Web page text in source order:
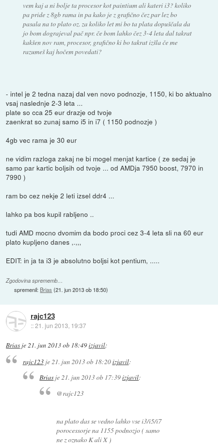
vem kaj a ni bolje ta procesor kot paintium ali kateri i3? koliko
pa pride z 8gb rama in pa kako je z grafično čez par lez bo
pasala na to plato oz. za koliko let mi bo ta plata dopuščala da
jo bom dograjeval pač npr. če bom lahko čez 3-4 leta dal takrat
kakšen nov ram, procesor, grafično ki bo takrat izšla če me
razumeš kaj hočem povedati?
- intel je 2 tedna nazaj dal ven novo podnozje, 1150, ki bo aktualno
vsaj naslednje 2-3 leta ...
plate so cca 25 eur drazje od tvoje
zaenkrat so zunaj samo i5 in i7 ( 1150 podnozje )
4gb vec rama je 30 eur
ne vidim razloga zakaj ne bi mogel menjat kartice ( ze sedaj je
samo par kartic boljsih od tvoje ... od AMDja 7950 boost, 7970 in
7990 )
ram bo cez nekje 2 leti izsel ddr4 ...
lahko pa bos kupil rabljeno ..
tudi AMD mocno dvomim da bodo proci cez 3-4 leta sli na 60 eur
plato kupljeno danes ,.,,,
EDIT: in ja ta i3 je absolutno boljsi kot pentium, .....
Zgodovina sprememb…
spremenil: Brias (21. jun 2013 ob 18:50)
rajc123
::21. jun 2013, 19:37
Brias je21. jun 2013 ob 18:49izjavil:
rajc123je 21. jun 2013 ob 18:20izjavil:
Brias je21. jun 2013 ob 17:39izjavil:
@rajc123
na plato das se vedno lahko vse i3/i5/i7
porocessorje na 1155 podnozjo ( samo
ne z oznako K ali X )